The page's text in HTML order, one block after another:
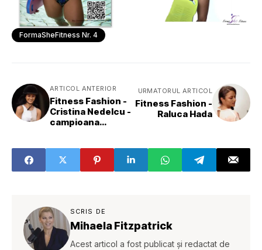
FormaSheFitness Nr. 4
ARTICOL ANTERIOR
Fitness Fashion -
Cristina Nedelcu -
campioana
aerobica
URMATORUL ARTICOL
Fitness Fashion -
Raluca Hada
SCRIS DE
Mihaela Fitzpatrick
Acest articol a fost publicat și redactat de